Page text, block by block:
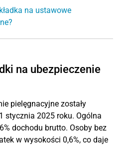
na ustawowe
na ubezpieczenie
pielęgnacyjne zostały
stycznia 2025 roku. Ogólna
dochodu brutto. Osoby bez
w wysokości 0,6%, co daje